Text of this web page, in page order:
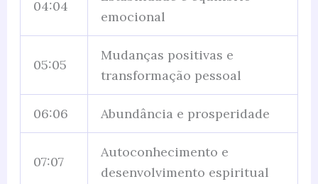
04:04
emocional
05:05
Mudanças positivas e
transformação pessoal
06:06 Abundância e prosperidade
07:07
Autoconhecimento e
desenvolvimento espiritual